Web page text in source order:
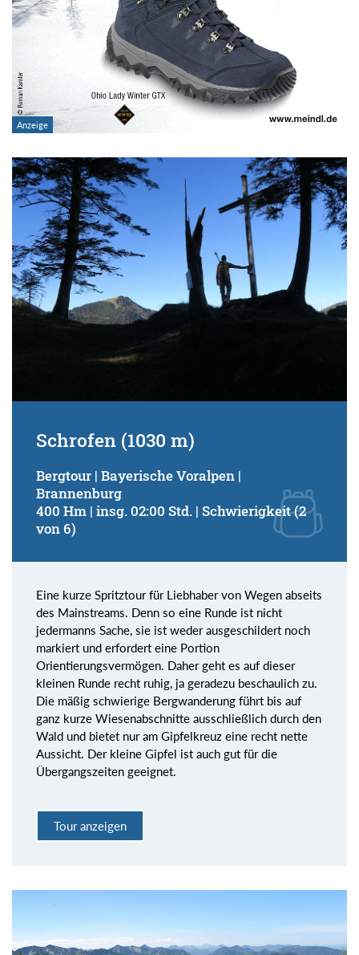
Schrofen (1030 m)
Bergtour | Bayerische Voralpen |
Brannenburg
400 Hm | insg. 02:00 Std. | Schwierigkeit (2
von 6)
Eine kurze Spritztour für Liebhaber von Wegen abseits
des Mainstreams. Denn so eine Runde ist nicht
jedermanns Sache, sie ist weder ausgeschildert noch
markiert und erfordert eine Portion
Orientierungsvermögen. Daher geht es auf dieser
kleinen Runde recht ruhig, ja geradezu beschaulich zu.
Die mäßig schwierige Bergwanderung führt bis auf
ganz kurze Wiesenabschnitte ausschließlich durch den
Wald und bietet nur am Gipfelkreuz eine recht nette
Aussicht. Der kleine Gipfel ist auch gut für die
Übergangszeiten geeignet.
Tour anzeigen